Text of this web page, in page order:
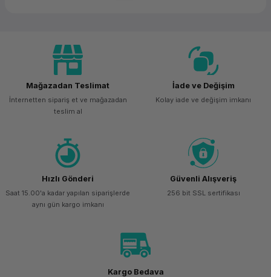
Mağazadan Teslimat
İnternetten sipariş et ve mağazadan
teslim al
İade ve Değişim
Kolay iade ve değişim imkanı
Hızlı Gönderi
Saat 15.00'a kadar yapılan siparişlerde
aynı gün kargo imkanı
Güvenli Alışveriş
256 bit SSL sertifikası
Kargo Bedava